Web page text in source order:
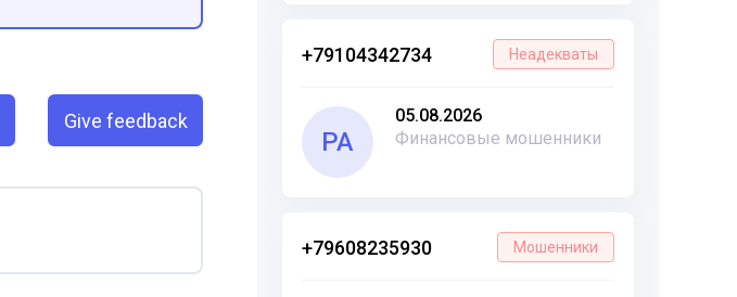
+79104342734 Неадекваты
РА
05.08.2026
Финансовые мошенники
+79608235930 Мошенники
Give feedback